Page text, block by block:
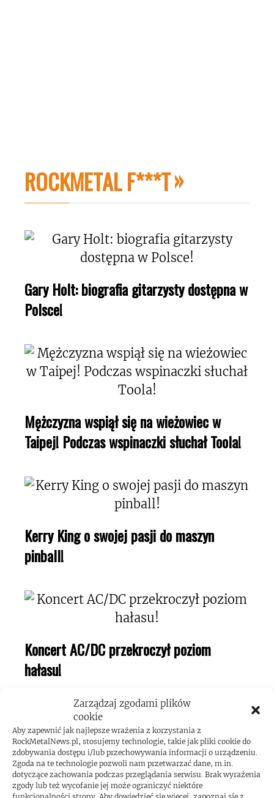
Zarządzaj zgodami plików
cookie
Aby zapewnić jak najlepsze wrażenia z korzystania z
RockMetalNews.pl, stosujemy technologie, takie jak pliki cookie do
zdobywania dostępu i/lub przechowywania informacji o urządzeniu.
Zgoda na te technologie pozwoli nam przetwarzać dane, m.in.
dotyczące zachowania podczas przeglądania serwisu. Brak wyrażenia
zgody lub też wycofanie jej może ograniczyć niektóre
funkcjonalności strony. Aby dowiedzieć się więcej, zapoznaj się z
ROCKMETAL F***T
Gary Holt: biografia gitarzysty dostępna w
Polsce!
Mężczyzna wspiął się na wieżowiec w
Taipej! Podczas wspinaczki słuchał Toola!
Kerry King o swojej pasji do maszyn
pinball!
Koncert AC/DC przekroczył poziom
hałasu!